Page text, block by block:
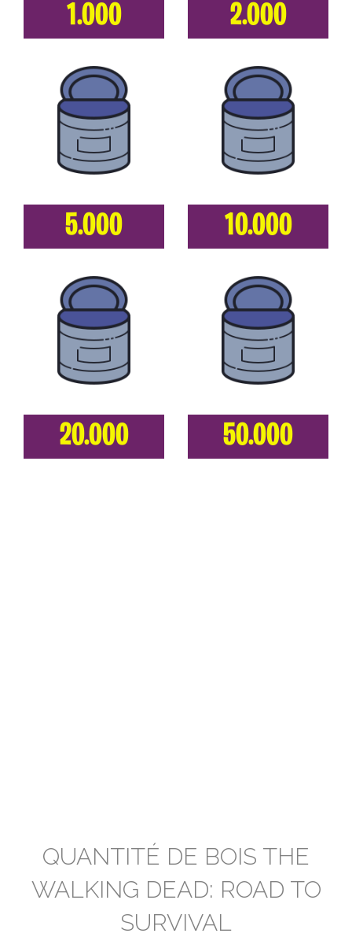
1.000 2.000
5.000 10.000
20.000 50.000
QUANTITÉ DE BOIS THE
WALKING DEAD: ROAD TO
SURVIVAL